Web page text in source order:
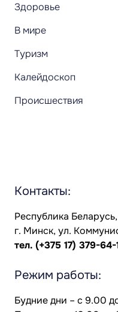
Здоровье
В мире
Туризм
Калейдоскоп
Происшествия
Контакты:
Республика
г. Минск, ул.
тел. (+375 17) 379-64-
Режим работы:
Будние дни – с 9.00